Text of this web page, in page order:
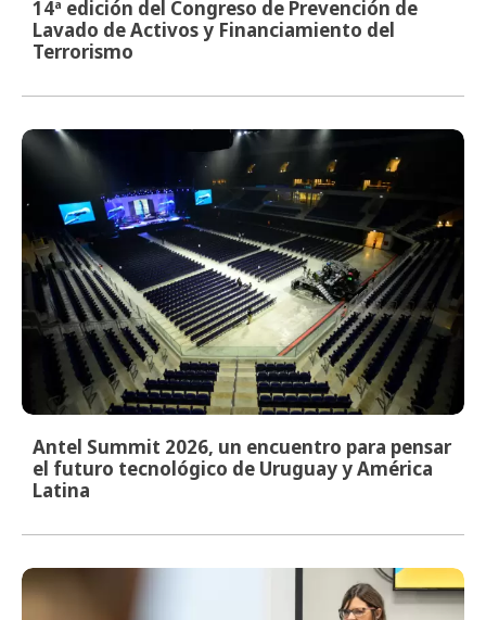
14ª edición del Congreso de Prevención de
Lavado de Activos y Financiamiento del
Terrorismo
Antel Summit 2026, un encuentro para pensar
el futuro tecnológico de Uruguay y América
Latina